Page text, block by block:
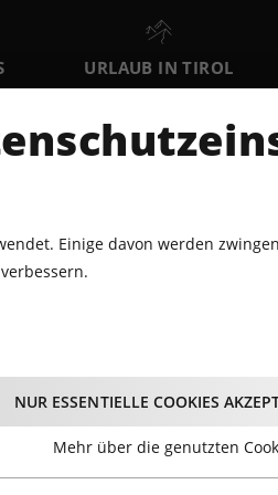
URLAUB IN TIROL
MO DI
-
Einige davon werden
NUR ESSENTIELLE COOKIES
Mehr über die genutzten